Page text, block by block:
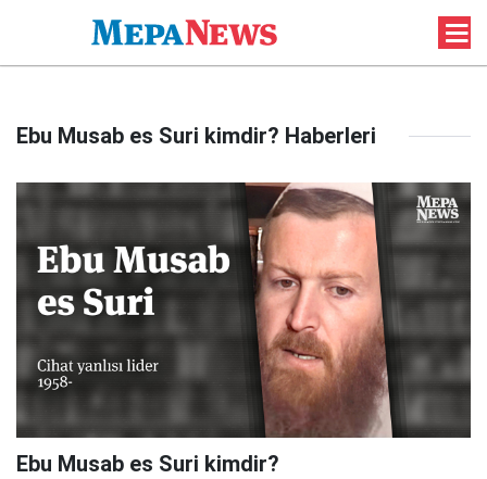
Ebu Musab es Suri kimdir? Haberleri
Ebu Musab es Suri kimdir?